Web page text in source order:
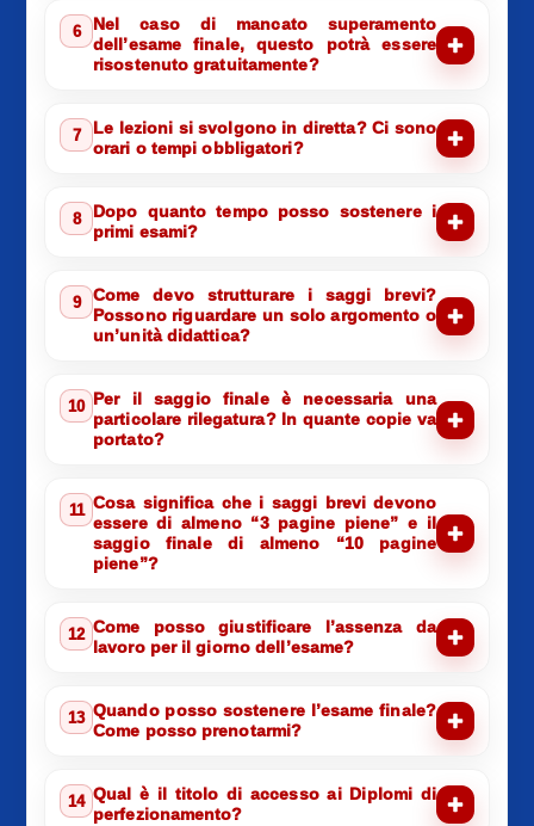
6
Nel caso di mancato superamento
dell’esame finale, questo potrà essere
risostenuto gratuitamente?
7
Le lezioni si svolgono in diretta? Ci sono
orari o tempi obbligatori?
8
Dopo quanto tempo posso sostenere i
primi esami?
9
Come devo strutturare i saggi brevi?
Possono riguardare un solo argomento o
un’unità didattica?
10 Per il saggio finale è necessaria una
particolare rilegatura? In quante copie va
portato?
11 Cosa significa che i saggi brevi devono
essere di almeno “3 pagine piene” e il
saggio finale di almeno “10 pagine
piene”?
12 Come posso giustificare l’assenza da
lavoro per il giorno dell’esame?
13 Quando posso sostenere l’esame finale?
Come posso prenotarmi?
14 Qual è il titolo di accesso ai Diplomi di
perfezionamento?